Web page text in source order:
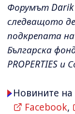
Форумът Darik
следващото
подкрепата
Българска
PROPERTIES и
Новините на
Facebook,